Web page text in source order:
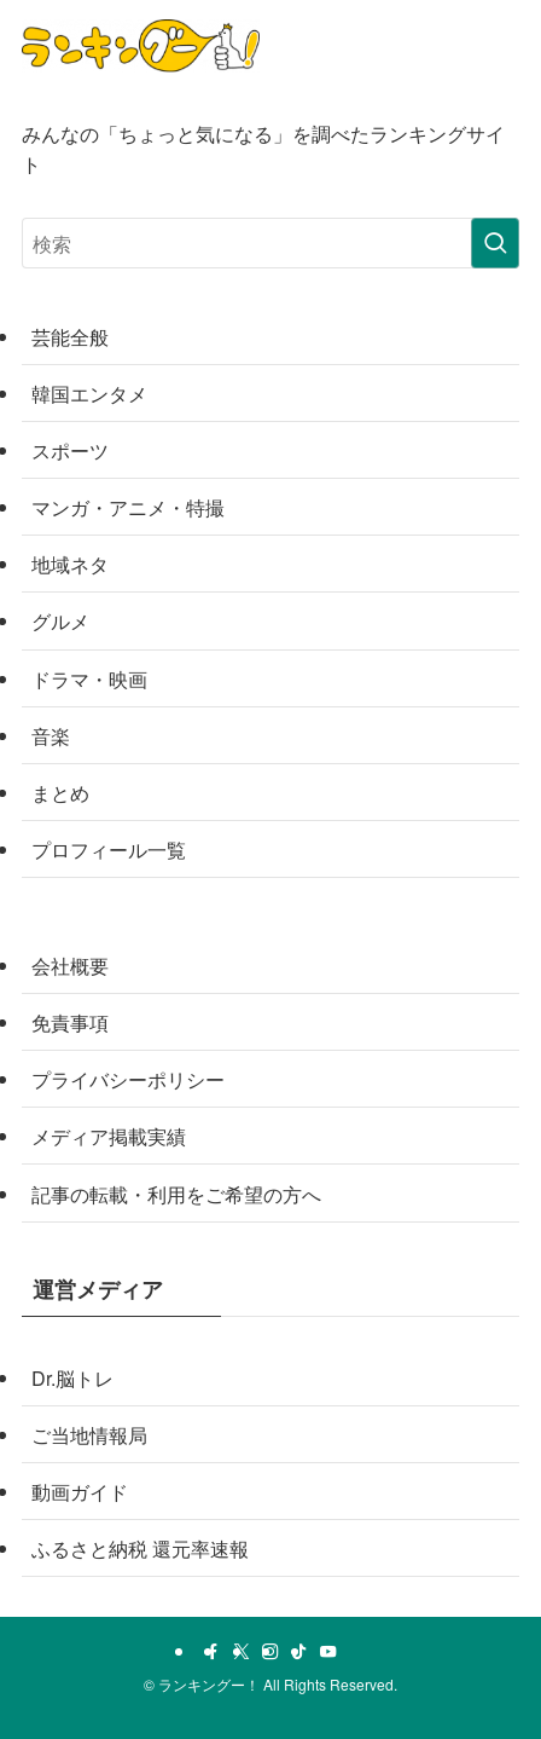
みんなの「ちょっと気になる」を調べたランキングサイ
ト
芸能全般
韓国エンタメ
スポーツ
マンガ・アニメ・特撮
地域ネタ
グルメ
ドラマ・映画
音楽
まとめ
プロフィール一覧
会社概要
免責事項
プライバシーポリシー
メディア掲載実績
記事の転載・利用をご希望の方へ
運営メディア
Dr.脳トレ
ご当地情報局
動画ガイド
ふるさと納税 還元率速報
© ランキングー！ All Rights Reserved.